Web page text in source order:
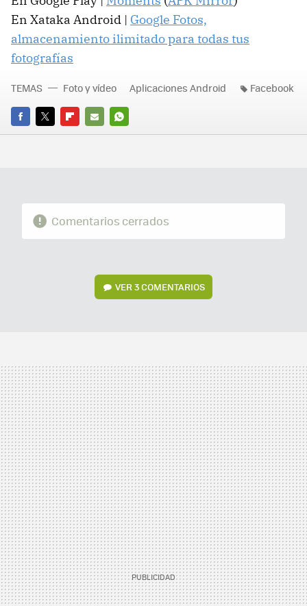
En Xataka Android | Google Fotos,
almacenamiento ilimitado para todas tus
fotografías
FACEBOOK
TWITTERFLIPBOARD
E-
WHATSAPP
TEMAS Foto y vídeo Aplicaciones Android Facebook
Comentarios cerrados
VER3 COMENTARIOS